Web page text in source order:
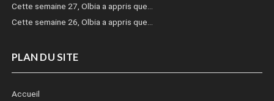
Cette semaine 27, Olbia a appris que…
Cette semaine 26, Olbia a appris que…
PLAN DU SITE
Accueil